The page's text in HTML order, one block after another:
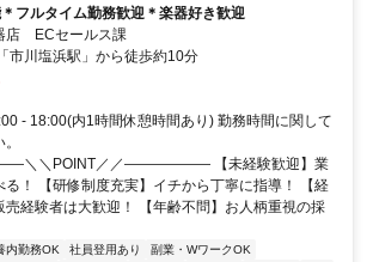
フルタイム勤務歓迎＊楽器好き歓迎
店 ECセールス課
市川塩浜駅」から徒歩約10分
- 18:00(内1時間休憩時間あり) 勤務時間に関して
＼＼POINT／／―――――― 【未経験歓迎】業
る！ 【研修制度充実】イチから丁寧に指導！ 【経
売経験者は大歓迎！ 【年齢不問】お人柄重視の採
内勤務OK 社員登用あり
副業・WワークOK